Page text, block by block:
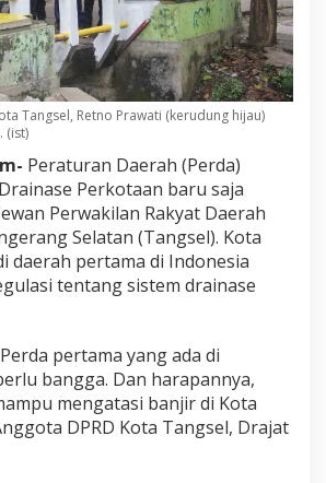
Tangsel, Retno Prawati (kerudung hijau)
(ist)
Peraturan Daerah (Perda)
Perkotaan baru saja
Perwakilan Rakyat Daerah
Selatan (Tangsel). Kota
daerah pertama di Indonesia
tentang sistem drainase
pertama yang ada di
bangga. Dan harapannya,
mengatasi banjir di Kota
DPRD Kota Tangsel, Drajat